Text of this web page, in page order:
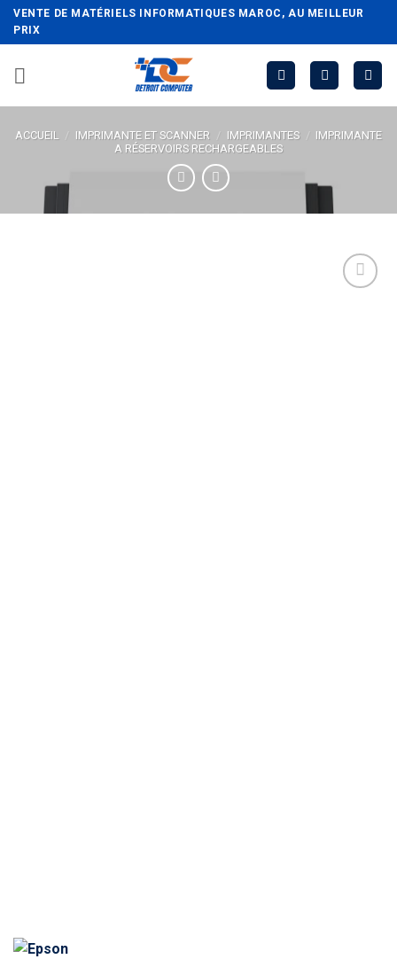
Passer
au
VENTE DE MATÉRIELS INFORMATIQUES MAROC, AU MEILLEUR
PRIX
ACCUEIL / IMPRIMANTE ET SCANNER / IMPRIMANTES / IMPRIMANTE
A RÉSERVOIRS RECHARGEABLES